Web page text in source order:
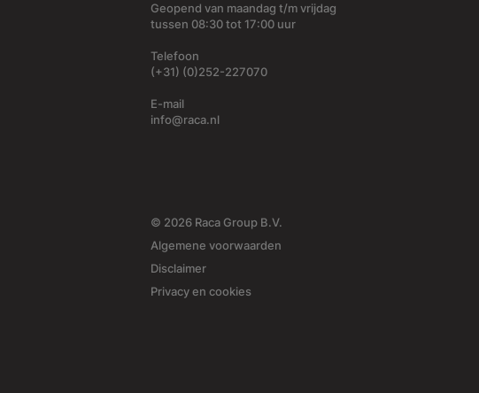
Geopend van maandag t/m vrijdag
tussen 08:30 tot 17:00 uur
Telefoon
(+31) (0)252-227070
E-mail
info@raca.nl
© 2026 Raca Group B.V.
Algemene voorwaarden
Disclaimer
Privacy en cookies